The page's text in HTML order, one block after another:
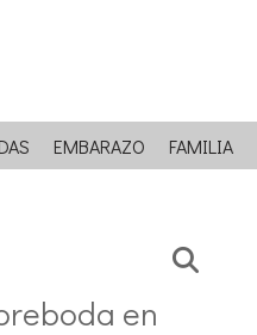
EMBARAZO FAMILIA
en